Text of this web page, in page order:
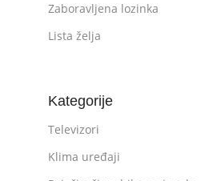
Zaboravljena lozinka
Lista želja
Kategorije
Televizori
Klima uređaji